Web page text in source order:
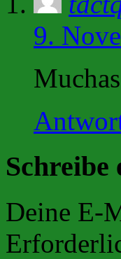
9.
Deine E-